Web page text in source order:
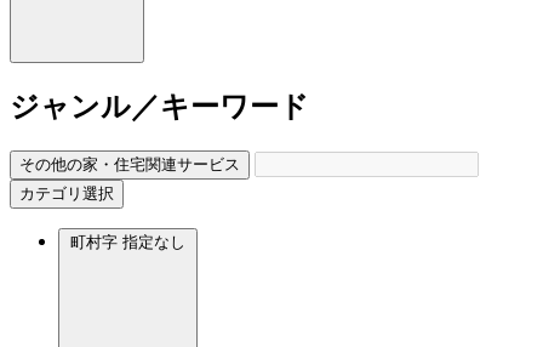
ジャンル／キーワード
その他の家・住宅関連サービス
カテゴリ選択
町村字 指定なし